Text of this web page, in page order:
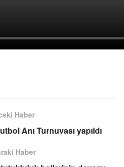
Haber
Anı Turnuvası yapıldı
Haber